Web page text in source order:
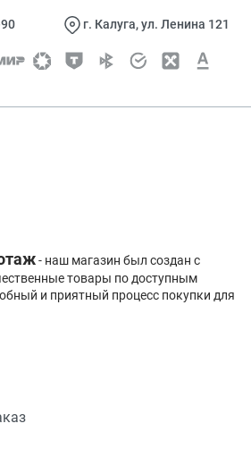
г. Калуга, ул. Ленина 121
- наш магазин был создан с
товары по доступным
и приятный процесс покупки для